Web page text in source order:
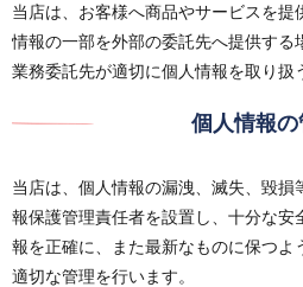
当店は、お客様へ商品やサービスを提
情報の一部を外部の委託先へ提供する
業務委託先が適切に個人情報を取り扱
個人情報の
当店は、個人情報の漏洩、滅失、毀
報保護管理責任者を設置し、十分な安
報を正確に、また最新なものに保つよ
適切な管理を行います。